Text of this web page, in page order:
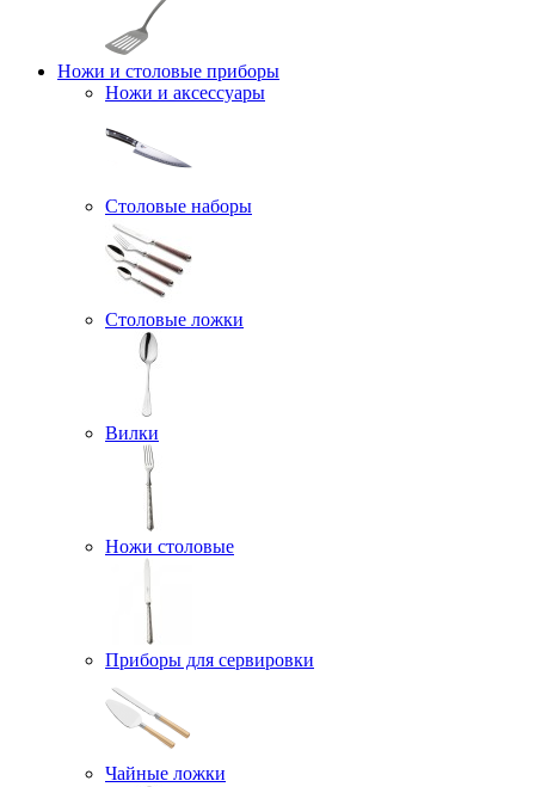
Ножи и столовые приборы
Ножи и аксессуары
Столовые наборы
Столовые ложки
Вилки
Ножи столовые
Приборы для сервировки
Чайные ложки